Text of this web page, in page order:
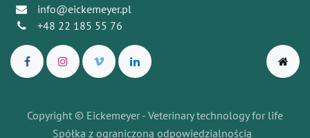
info@eickemeyer.pl
+48 22 185 55 76
Copyright © Eickemeyer - Veterinary technology for life
Spółka z ograniczoną odpowiedzialnością